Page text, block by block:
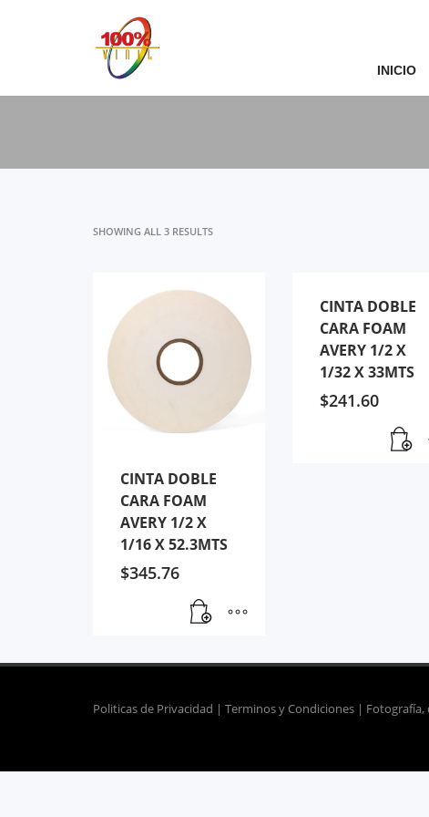
Archivos
Sin categoría
INICIO
SHOWING ALL 3 RESULTS
CINTA DOBLE
CARA FOAM
AVERY 1/2 X
1/16 X 52.3MTS
$345.76
CINTA DOBLE
CARA FOAM
AVERY 1/2 X
1/32 X 33MTS
$241.60
Politicas de Privacidad | Terminos y Condiciones |